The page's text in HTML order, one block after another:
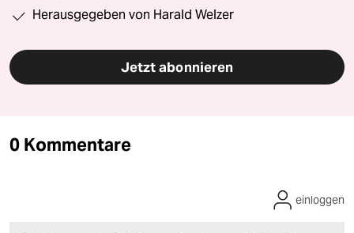
Herausgegeben von Harald Welzer
Jetzt abonnieren
0 Kommentare
einloggen